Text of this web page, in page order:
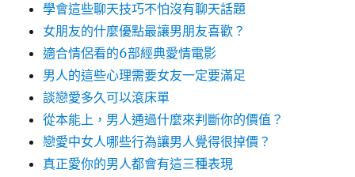
學會這些聊天技巧不怕沒有聊天話題
女朋友的什麼優點最讓男朋友喜歡？
適合情侶看的6部經典愛情電影
男人的這些心理需要女友一定要滿足
談戀愛多久可以滾床單
從本能上，男人通過什麼來判斷你的價值？
戀愛中女人哪些行為讓男人覺得很掉價？
真正愛你的男人都會有這三種表現